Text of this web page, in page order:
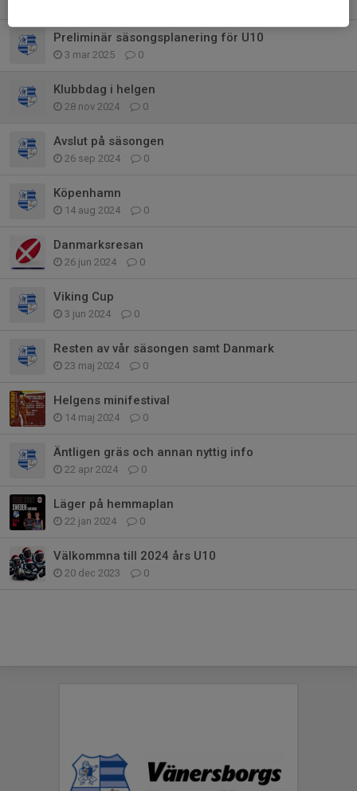
Preliminär säsongsplanering för U10
3 mar 2025 0
Klubbdag i helgen
28 nov 2024 0
Avslut på säsongen
26 sep 2024 0
Köpenhamn
14 aug 2024 0
Danmarksresan
26 jun 2024 0
Viking Cup
3 jun 2024 0
Resten av vår säsongen samt Danmark
23 maj 2024 0
Helgens minifestival
14 maj 2024 0
Äntligen gräs och annan nyttig info
22 apr 2024 0
Läger på hemmaplan
22 jan 2024 0
Välkommna till 2024 års U10
20 dec 2023 0